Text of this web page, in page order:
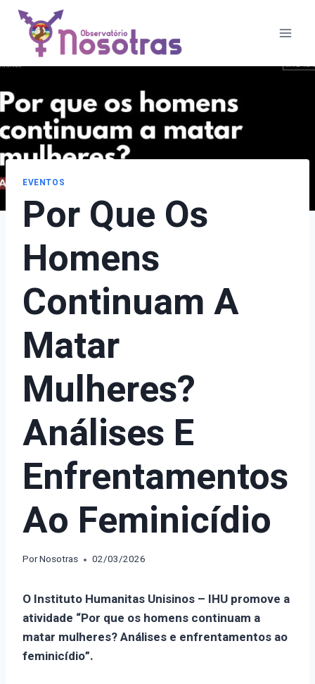
Pular
Conteúdo
EVENTOS
Por Que Os
Homens
Continuam A
Matar
Mulheres?
Análises E
Enfrentamentos
Ao Feminicídio
PorNosotras 02/03/2026
O Instituto Humanitas Unisinos – IHU promove a
atividade “Por que os homens continuam a
matar mulheres? Análises e enfrentamentos ao
feminicídio”.